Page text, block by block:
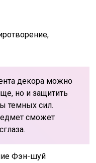
декора можно
но и защитить
темных сил.
сможет
Фэн-шуй